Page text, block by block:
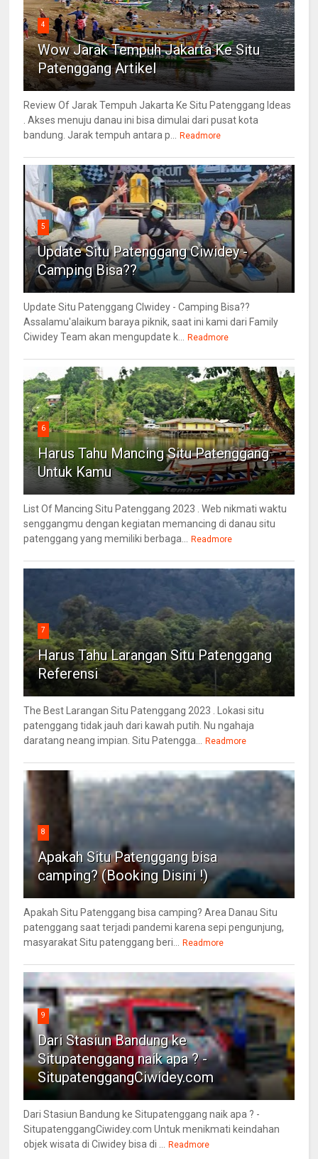
4
Wow Jarak Tempuh Jakarta Ke Situ
Patenggang Artikel
Review Of Jarak Tempuh Jakarta Ke Situ Patenggang Ideas
. Akses menuju danau ini bisa dimulai dari pusat kota
bandung. Jarak tempuh antara p...
Readmore
5
Update Situ Patenggang Ciwidey -
Camping Bisa??
Update Situ Patenggang CIwidey - Camping Bisa??
Assalamu'alaikum baraya piknik, saat ini kami dari Family
Ciwidey Team akan mengupdate k...
Readmore
6
Harus Tahu Mancing Situ Patenggang
Untuk Kamu
List Of Mancing Situ Patenggang 2023 . Web nikmati waktu
senggangmu dengan kegiatan memancing di danau situ
patenggang yang memiliki berbaga...
Readmore
7
Harus Tahu Larangan Situ Patenggang
Referensi
The Best Larangan Situ Patenggang 2023 . Lokasi situ
patenggang tidak jauh dari kawah putih. Nu ngahaja
daratang neang impian. Situ Patengga...
Readmore
8
Apakah Situ Patenggang bisa
camping? (Booking Disini !)
Apakah Situ Patenggang bisa camping? Area Danau Situ
patenggang saat terjadi pandemi karena sepi pengunjung,
masyarakat Situ patenggang beri...
Readmore
9
Dari Stasiun Bandung ke
Situpatenggang naik apa ? -
SitupatenggangCiwidey.com
Dari Stasiun Bandung ke Situpatenggang naik apa ? -
SitupatenggangCiwidey.com Untuk menikmati keindahan
objek wisata di Ciwidey bisa di ...
Readmore